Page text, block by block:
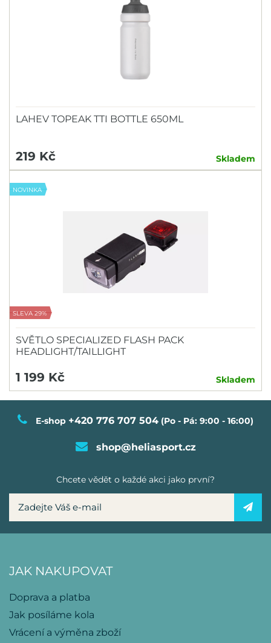
LAHEV TOPEAK TTI BOTTLE 650ML
219 Kč Skladem
NOVINKA
SLEVA 29%
SVĚTLO SPECIALIZED FLASH PACK
HEADLIGHT/TAILLIGHT
1 199 Kč Skladem
E-shop +420 776 707 504 (Po - Pá: 9:00 - 16:00)
shop@heliasport.cz
Chcete vědět o každé akci jako první?
JAK NAKUPOVAT
Doprava a platba
Jak posíláme kola
Vrácení a výměna zboží